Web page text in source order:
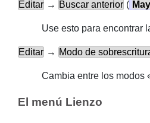
Editar → Buscar anterior (
Use esto para encontrar
Editar → Modo de
Cambia entre los modos
El menú Lienzo